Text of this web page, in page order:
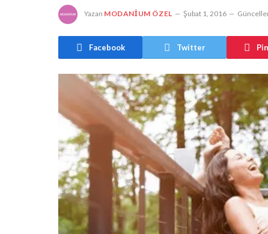
Yazan MODANIUM ÖZEL Şubat 1, 2016
Facebook Twitter